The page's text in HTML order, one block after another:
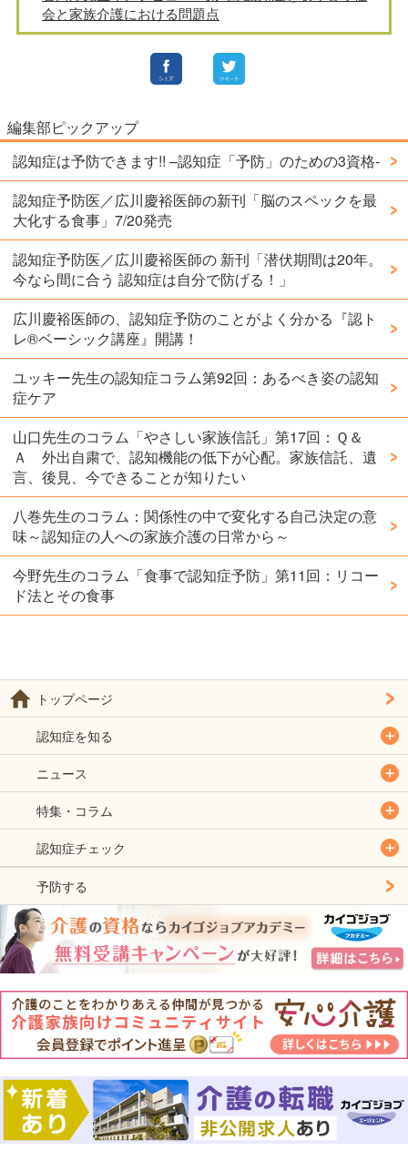
会と家族介護における問題点
編集部ピックアップ
認知症は予防できます!! –認知症「予防」のための3資格-
認知症予防医／広川慶裕医師の新刊「脳のスペックを最
大化する食事」7/20発売
認知症予防医／広川慶裕医師の 新刊「潜伏期間は20年。
今なら間に合う 認知症は自分で防げる！」
広川慶裕医師の、認知症予防のことがよく分かる『認ト
レ®️ベーシック講座』開講！
ユッキー先生の認知症コラム第92回：あるべき姿の認知
症ケア
山口先生のコラム「やさしい家族信託」第17回：Ｑ＆
Ａ 外出自粛で、認知機能の低下が心配。家族信託、遺
言、後見、今できることが知りたい
八巻先生のコラム：関係性の中で変化する自己決定の意
味～認知症の人への家族介護の日常から～
今野先生のコラム「食事で認知症予防」第11回：リコー
ド法とその食事
トップページ
認知症を知る
ニュース
特集・コラム
認知症チェック
予防する